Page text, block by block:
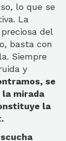
lo que se
La
del
basta con
Siempre
y
se
la mirada
la